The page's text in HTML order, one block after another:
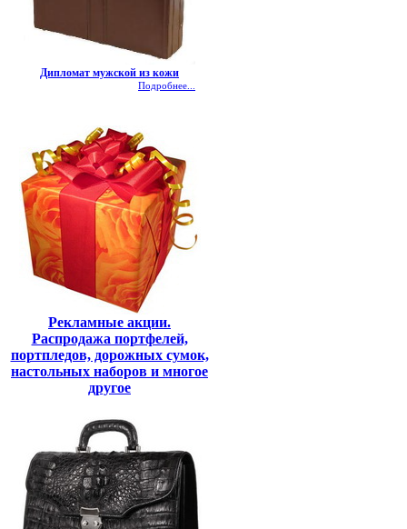
Дипломат мужской из кожи
Подробнее...
Рекламные акции.
Распродажа портфелей,
портпледов, дорожных сумок,
настольных наборов и многое
другое